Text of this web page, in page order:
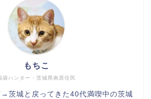
袋ハンター・茨城県南原住民
もちこ
茨城と戻ってきた40代満喫中の茨城